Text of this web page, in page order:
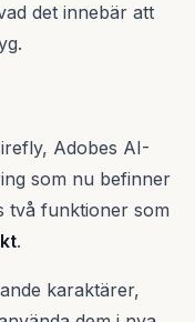
det innebär att
Adobes AI-
som nu befinner
två funktioner som
.
karaktärer,